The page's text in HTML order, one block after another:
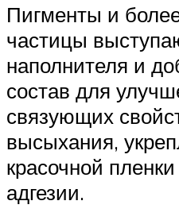
Пигменты и
частицы
наполнителя и
состав для
связующих
высыхания,
красочной
адгезии.